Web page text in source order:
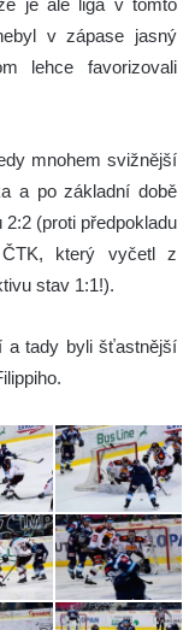
je ale liga v tomto
v zápase jasný
lehce favorizovali
mnohem svižnější
a po základní době
(proti předpokladu
ČTK, který vyčetl z
stav 1:1!).
a tady byli šťastnější